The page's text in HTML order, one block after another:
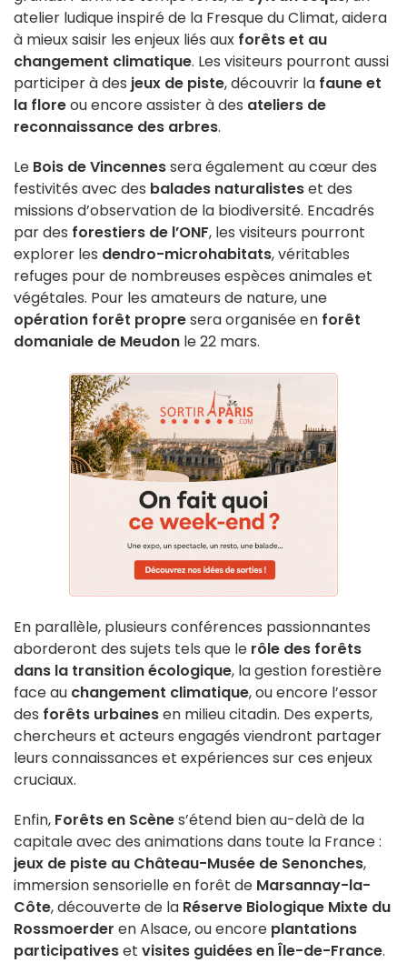
atelier ludique inspiré de la Fresque du Climat, aidera
à mieux saisir les enjeux liés aux forêts et au
changement climatique. Les visiteurs pourront aussi
participer à des jeux de piste, découvrir la faune et
la floreou encore assister à des ateliers de
reconnaissance des arbres.
Le Bois de Vincennessera également au cœur des
festivités avec des balades naturalisteset des
missions d’observation de la biodiversité. Encadrés
par des forestiers de l’ONF, les visiteurs pourront
explorer les dendro-microhabitats, véritables
refuges pour de nombreuses espèces animales et
végétales. Pour les amateurs de nature, une
opération forêt propresera organisée en forêt
domaniale de Meudon le 22 mars.
En parallèle, plusieurs conférences passionnantes
aborderont des sujets tels que le rôle des forêts
dans la transition écologique, la gestion forestière
face au changement climatique, ou encore l’essor
des forêts urbainesen milieu citadin. Des experts,
chercheurs et acteurs engagés viendront partager
leurs connaissances et expériences sur ces enjeux
cruciaux.
Enfin, Forêts en Scènes’étend bien au-delà de la
capitale avec des animations dans toute la France :
jeux de piste au Château-Musée de Senonches,
immersion sensorielle en forêt de Marsannay-la-
Côte, découverte de la Réserve Biologique Mixte du
Rossmoerder en Alsace, ou encore plantations
participativeset visites guidées en Île-de-France.